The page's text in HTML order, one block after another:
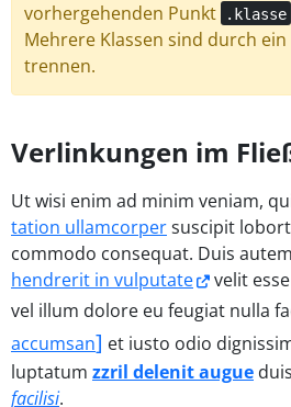
vorhergehenden Punkt
.klasse
Mehrere Klassen sind durch
trennen.
Verlinkungen im
Ut wisi enim ad minim veniam,
tation ullamcorpersuscipit
commodo consequat. Duis
hendrerit in vulputate
velit
vel illum dolore eu feugiat nulla
accumsan et iusto odio
luptatum zzril delenit augue
facilisi.